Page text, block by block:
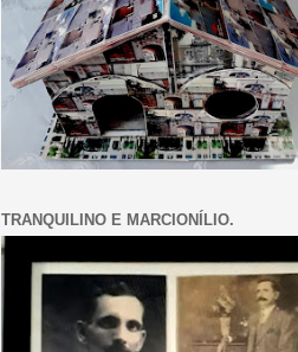
TRANQUILINO E MARCIONÍLIO.